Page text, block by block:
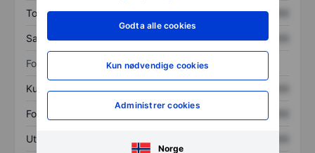
Godta alle cookies
Kun nødvendige cookies
Administrer cookies
Norge
Totale eiendeler XXXXXXX XXXXXXX
Samlet gjeld XXXXXXX XXXXXXX
Forholdstall
Kurs/salg XXXXXXX XXXXXXX
Fortjeneste per aksje
Utbytte per aksje